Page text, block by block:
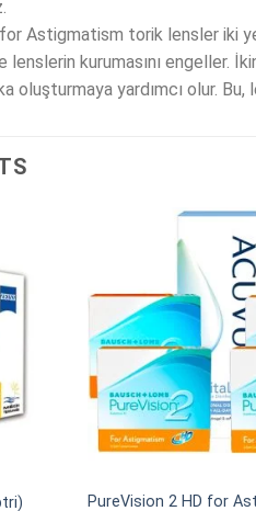
Astigmatism torik lensler iki
lenslerin kurumasını
oluşturmaya yardımcı olur.
PureVision 2 HD for